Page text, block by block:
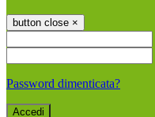
button close ×
Password dimenticata?